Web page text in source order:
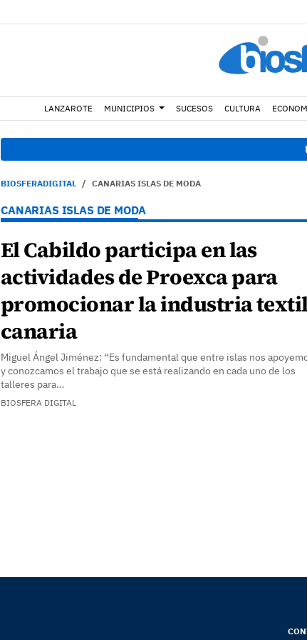
LANZAROTE MUNICIPIOS SUCESOS CULTURA
Fiscalía
BIOSFERADIGITAL CANARIAS ISLAS DE MODA
CANARIAS ISLAS DE MODA
El Cabildo participa en las
actividades de Proexca para
promocionar la industria
canaria
Miguel Ángel Jiménez: “Es fundamental que entre islas nos
y conozcamos el trabajo que se está realizando en cada uno de los
talleres para…
BIOSFERA DIGITAL